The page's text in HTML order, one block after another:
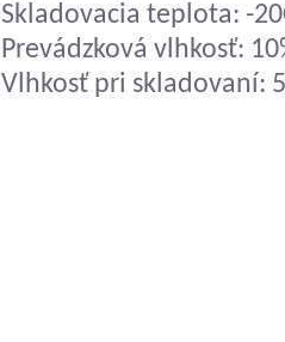
Skladovacia teplota: -
Prevádzková vlhkosť:
Vlhkosť pri skladovaní: